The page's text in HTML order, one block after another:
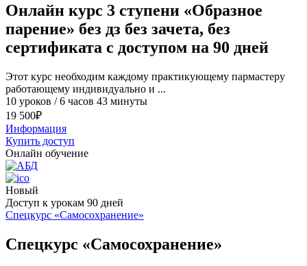
Онлайн курс 3 ступени «Образное
парение» без дз без зачета, без
сертификата с доступом на 90 дней
Этот курс необходим каждому практикующему пармастеру
работающему индивидуально и ...
10 уроков / 6 часов 43 минуты
19 500₽
Информация
Купить доступ
Онлайн обучение
Новый
Доступ к урокам 90 дней
Спецкурс «Самосохранение»
Спецкурс «Самосохранение»